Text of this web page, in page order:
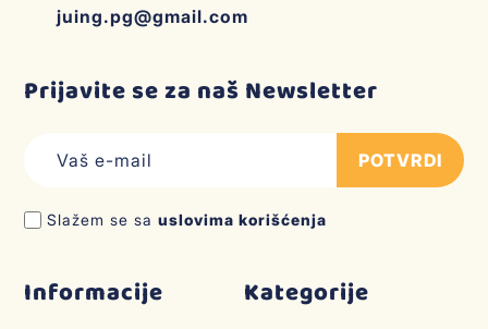
juing.pg@gmail.com
Prijavite se za naš Newsletter
POTVRDI
Slažem se sauslovima korišćenja
Informacije Kategorije